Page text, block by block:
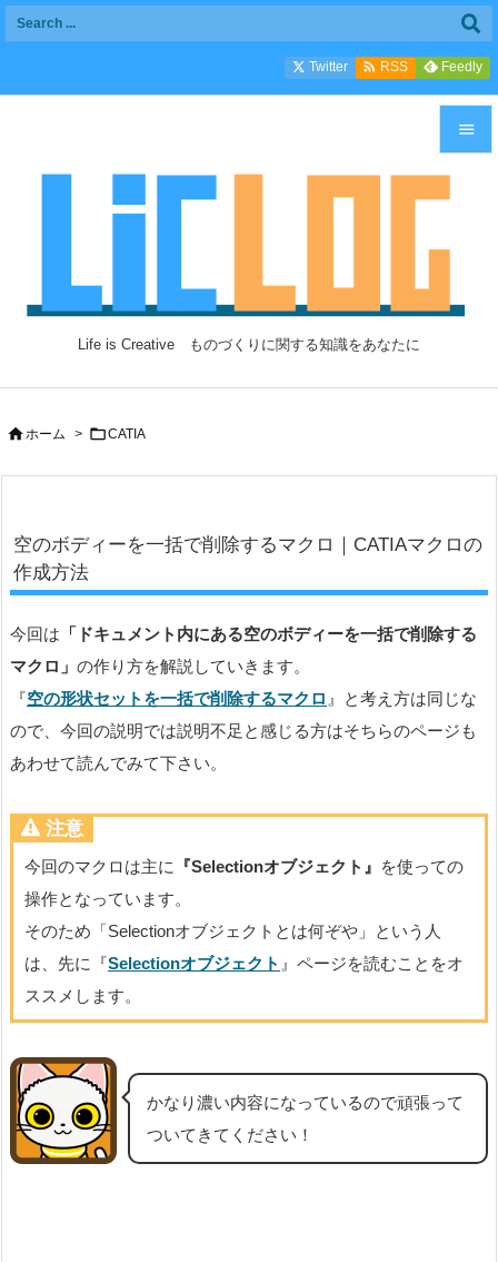
Life is Creative ものづくりに関する知識をあなたに

前へ

Twitter  RSS Feedly
ホーム > CATIA
空のボディーを一括で削除するマクロ｜CATIAマクロの
作成方法
今回は 「ドキュメント内にある空のボディーを一括で削除する
マクロ」 の作り方を解説していきます。
『空の形状セットを一括で削除するマクロ 』と考え方は同じな
ので、今回の説明では説明不足と感じる方はそちらのページも
あわせて読んでみて下さい。
注意
今回のマクロは主に 『Selectionオブジェクト』 を使っての
操作となっています。
そのため「Selectionオブジェクトとは何ぞや」という人
は、先に『Selectionオブジェクト 』ページを読むことをオ
ススメします。
かなり濃い内容になっているので頑張って
ついてきてください！